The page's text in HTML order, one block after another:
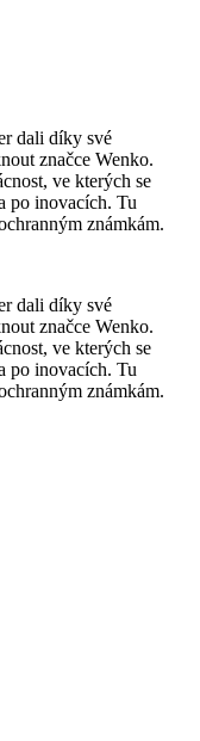
dali díky své
značce Wenko.
ve kterých se
po inovacích. Tu
známkám.
dali díky své
značce Wenko.
ve kterých se
po inovacích. Tu
známkám.